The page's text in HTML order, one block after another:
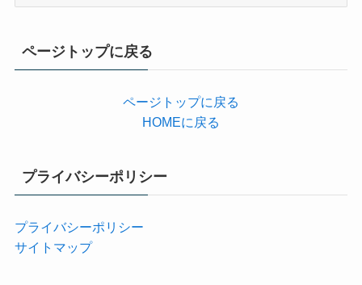
ページトップに戻る
ページトップに戻る
HOMEに戻る
プライバシーポリシー
プライバシーポリシー
サイトマップ